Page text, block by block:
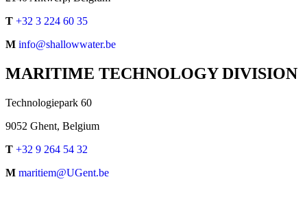
T +32 3 224 60 35
M info@shallowwater.be
MARITIME TECHNOLOGY DIVISION
Technologiepark 60
9052 Ghent, Belgium
T +32 9 264 54 32
M maritiem@UGent.be